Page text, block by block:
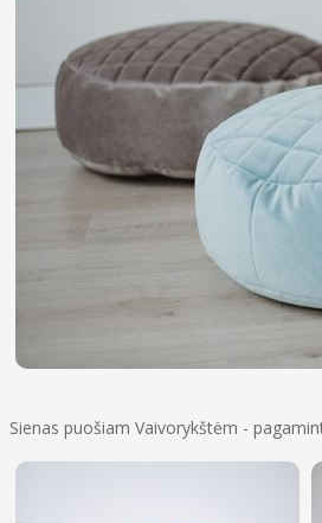
Sienas puošiam Vaivorykštėm -